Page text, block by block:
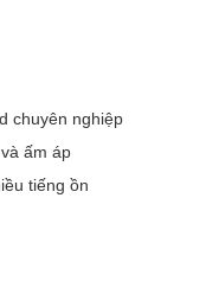
chuyên nghiệp
ấm áp
tiếng ồn